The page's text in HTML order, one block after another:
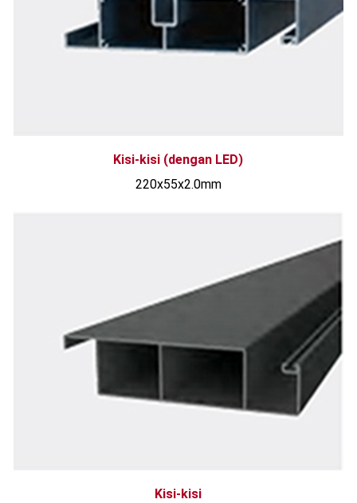
Kisi-kisi (dengan LED)
220x55x2.0mm
Kisi-kisi